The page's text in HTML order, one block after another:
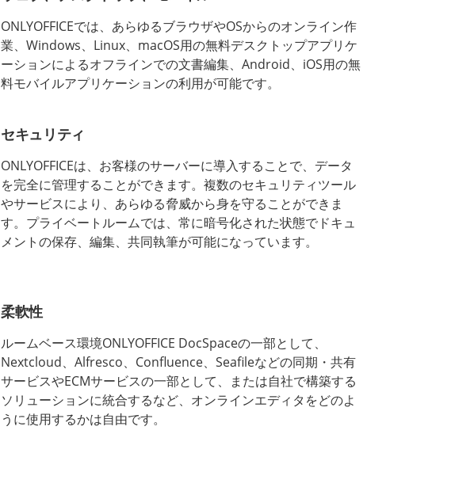
ONLYOFFICEでは、あらゆるブラウザやOSからのオンライン作
業、Windows、Linux、macOS用の無料デスクトップアプリケ
ーションによるオフラインでの文書編集、Android、iOS用の無
料モバイルアプリケーションの利用が可能です。
セキュリティ
ONLYOFFICEは、お客様のサーバーに導入することで、データ
を完全に管理することができます。複数のセキュリティツール
やサービスにより、あらゆる脅威から身を守ることができま
す。プライベートルームでは、常に暗号化された状態でドキュ
メントの保存、編集、共同執筆が可能になっています。
柔軟性
ルームベース環境ONLYOFFICE DocSpaceの一部として、
Nextcloud、Alfresco、Confluence、Seafileなどの同期・共有
サービスやECMサービスの一部として、または自社で構築する
ソリューションに統合するなど、オンラインエディタをどのよ
うに使用するかは自由です。